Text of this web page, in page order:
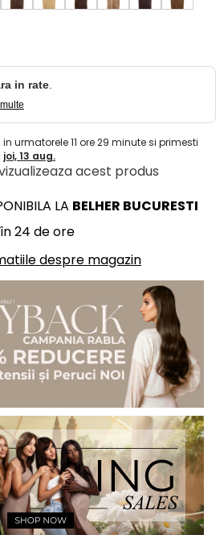
in rate.
urmatorele11 ore29 minutesi primesti
joi, 13 aug.
acest produs
LA BELHER BUCURESTI
24 de ore
despre magazin